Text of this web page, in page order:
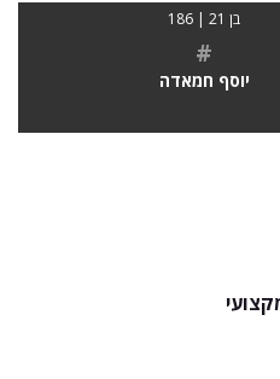
בן 21 | 186
#
יוסף חמאדה